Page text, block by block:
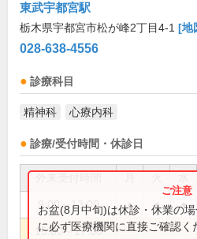
東武宇都宮駅
栃木県宇都宮市松が峰2丁目4-1 [地
028-638-4556
診療科目
精神科 心療内科
診療/受付時間・休診日
9:00～13:00 ● ● ●
15:00～17:00
お盆(8月中旬)は休診・休業の
に必ず医療機関に直接ご確認く